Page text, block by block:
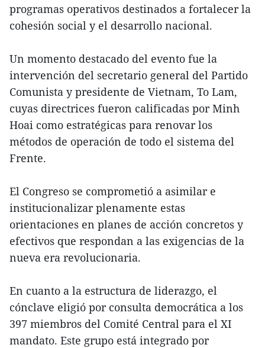
programas operativos destinados a fortalecer la
cohesión social y el desarrollo nacional.
Un momento destacado del evento fue la
intervención del secretario general del Partido
Comunista y presidente de Vietnam, To Lam,
cuyas directrices fueron calificadas por Minh
Hoai como estratégicas para renovar los
métodos de operación de todo el sistema del
Frente.
El Congreso se comprometió a asimilar e
institucionalizar plenamente estas
orientaciones en planes de acción concretos y
efectivos que respondan a las exigencias de la
nueva era revolucionaria.
En cuanto a la estructura de liderazgo, el
cónclave eligió por consulta democrática a los
397 miembros del Comité Central para el XI
mandato. Este grupo está integrado por